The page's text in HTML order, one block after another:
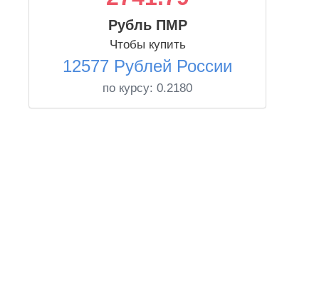
Рубль ПМР
Чтобы купить
12577 Рублей России
по курсу: 0.2180